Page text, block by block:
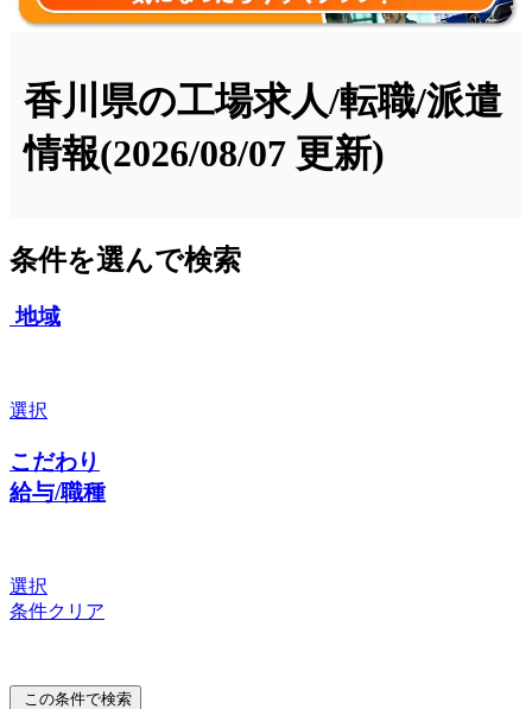
香川県の工場求人/転職/派遣
情報(2026/08/07 更新)
条件を選んで検索
地域
選択
こだわり
給与/職種
選択
条件クリア
この条件で検索